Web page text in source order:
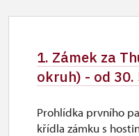
1. Zámek za
okruh) - od 30.
Prohlídka prvního
křídla zámku s